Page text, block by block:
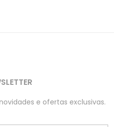
e ofertas exclusivas.